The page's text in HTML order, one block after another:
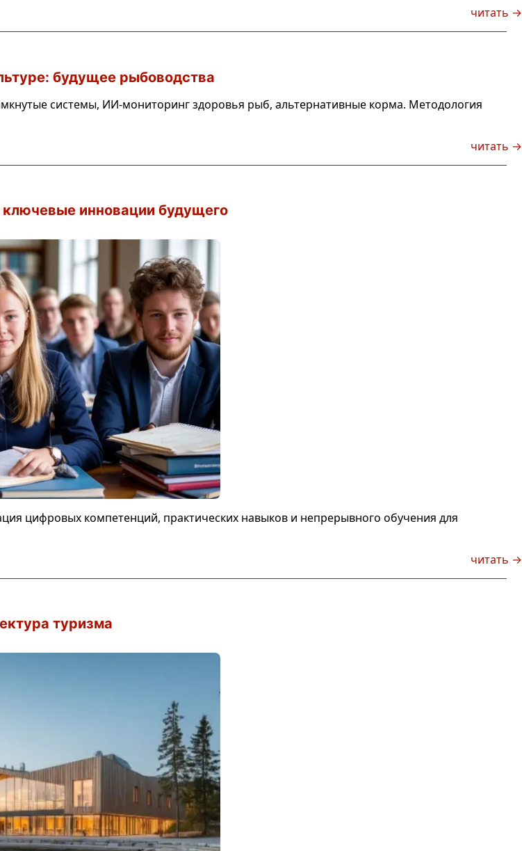
читать →
будущее рыбоводства
системы, ИИ-мониторинг здоровья рыб, альтернативные корма. Методология
читать →
инновации будущего
цифровых компетенций, практических навыков и непрерывного обучения для
читать →
туризма